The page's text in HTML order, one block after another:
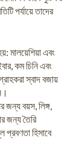
পর্যায়ে তাদের
মালয়েশিয়া এবং
কম চিনি এবং
স্বাদ বজায়
জন্য বয়স, লিঙ্গ,
জন্য তৈরি
প্রবণতা হিসাবে